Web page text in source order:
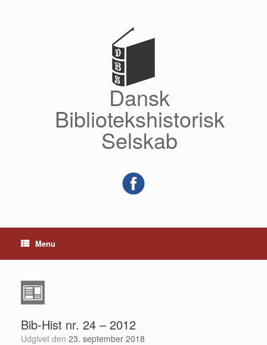
Dansk
Bibliotekshistorisk
Selskab
Menu
Bib-Hist nr. 24 – 2012
Udgivet den 23. september 2018